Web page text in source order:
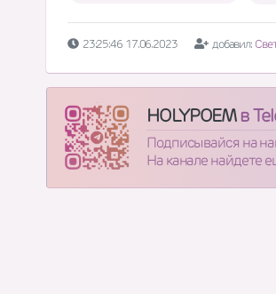
23:25:46 17.06.2023 добавил:
HOLYPOEMв
Подписывайся на
На канале найдете